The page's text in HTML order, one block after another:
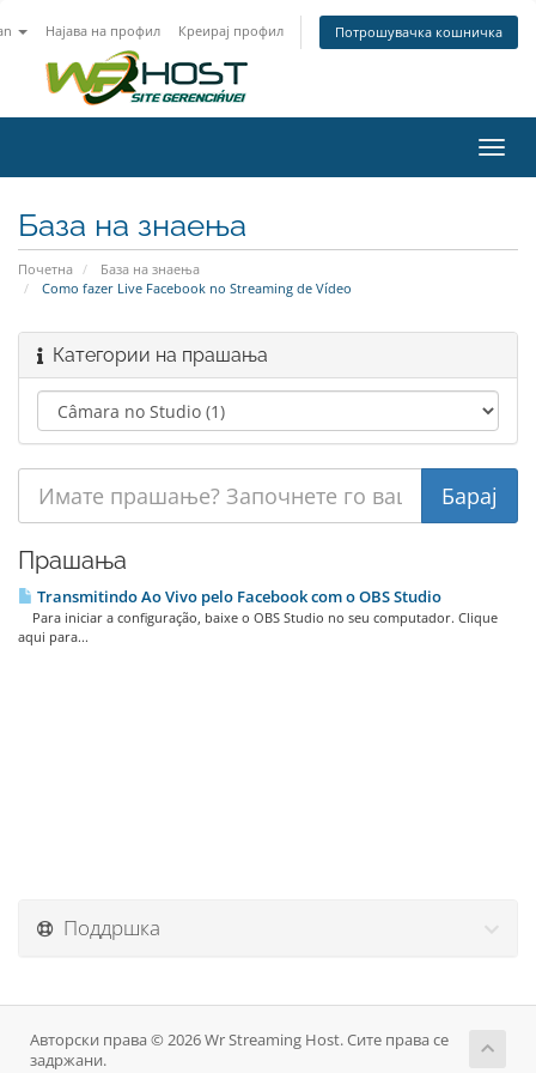
Најава на профил Креирај профил Потрошувачка кошничка
ја
База на знаења
Почетна
База на знаења
Como fazer Live Facebook no Streaming de Vídeo
Категории на прашања
Прашања
Transmitindo Ao Vivo pelo Facebook com o OBS Studio
Para iniciar a configuração, baixe o OBS Studio no seu computador. Clique
aqui para...
Поддршка
Авторски права © 2026 Wr Streaming Host. Сите права се
задржани.